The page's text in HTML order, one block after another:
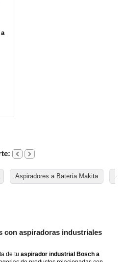
Aspiradores a Batería Makita
con aspiradoras industriales
de tuaspirador industrial Bosch a